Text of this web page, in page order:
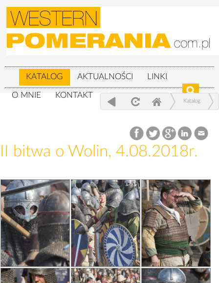
KATALOG AKTUALNOŚCI LINKI
O MNIE KONTAKT
Katalog
5.08.2018r.
II bitwa o Wolin, 4.08.2018r.
II bitwa o Wolin, 4.08.2018r.